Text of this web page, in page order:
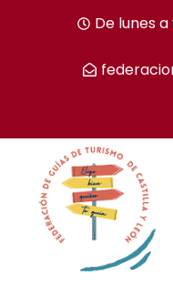
De lunes